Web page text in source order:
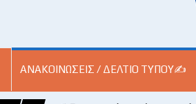
ΑΝΑΚΟΙΝΏΣΕΙΣ / ΔΕΛΤΊΟ ΤΎΠΟΥ✍